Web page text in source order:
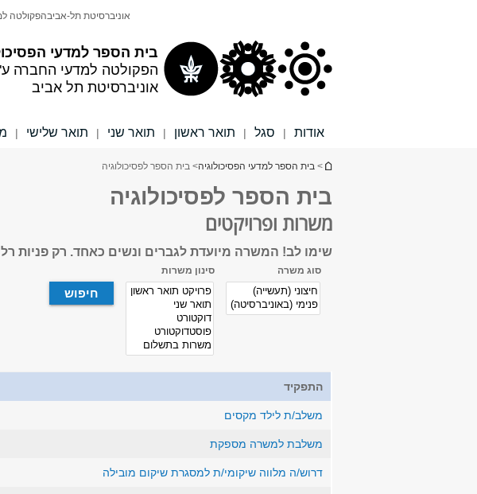
בית הספר למדעי
הפקולטה למדעי החברה
אוניברסיטת תל אביב
אוניברסיטת תל-אביבהפקולטה
אודות | סגל | תואר ראשון | תואר שני | תואר שלישי |
הינך נמצא כאן
> בית הספר למדעי הפסיכולוגיה> בית הספר לפסיכולוגיה
בית הספר לפסיכולוגיה
משרות ופרויקטים
שימו לב! המשרה מיועדת לגברים ונשים כאחד. רק פניות
סוג משרה סינון משרות
התפקיד
משלב/ת לילד מקסים
משלבת למשרה מספקת
דרוש/ה מלווה שיקומי/ת למסגרת שיקום מובילה